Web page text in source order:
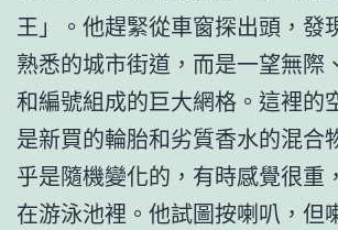
王」。他趕緊從車窗探出頭，發
熟悉的城市街道，而是一望無際
和編號組成的巨大網格。這裡的
是新買的輪胎和劣質香水的混合
乎是隨機變化的，有時感覺很重
在游泳池裡。他試圖按喇叭，但